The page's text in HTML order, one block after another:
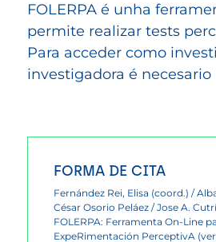
FOLERPA é unha
permite realizar tests
Para acceder como
investigadora é necesario
FORMA DE CITA
Fernández Rei, Elisa (coord.) /
César Osorio Peláez / Jose A.
FOLERPA: Ferramenta On-Line
ExpeRimentación PerceptivA